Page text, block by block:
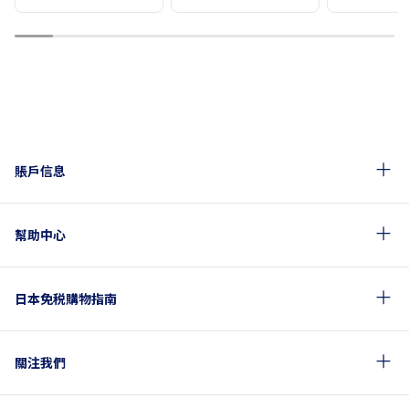
1 2 3 4 5 6 7 8 9 10
賬戶信息
幫助中心
日本免税購物指南
關注我們